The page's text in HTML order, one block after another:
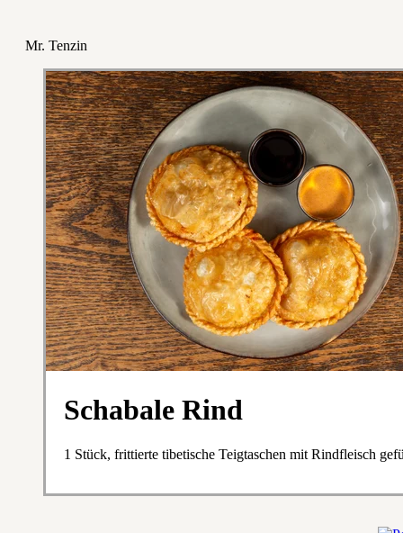
Mr. Tenzin
Schabale Rind
1 Stück, frittierte tibetische Teigtaschen mit Rindfleisch